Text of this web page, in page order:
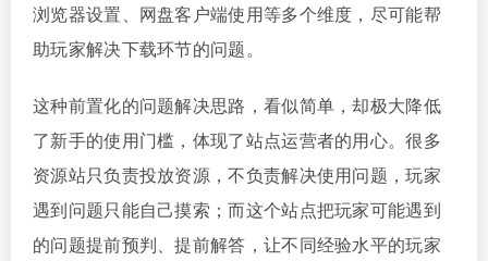
浏览器设置、网盘客户端使用等多个维度，尽可能帮
助玩家解决下载环节的问题。
这种前置化的问题解决思路，看似简单，却极大降低
了新手的使用门槛，体现了站点运营者的用心。很多
资源站只负责投放资源，不负责解决使用问题，玩家
遇到问题只能自己摸索；而这个站点把玩家可能遇到
的问题提前预判、提前解答，让不同经验水平的玩家